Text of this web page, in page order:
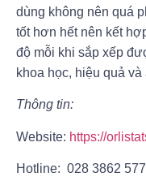
dùng không nên quá
tốt hơn hết nên kết
độ mỗi khi sắp xếp
khoa học, hiệu quả và
Thông tin:
Website: https://
Hotline: 028 3862